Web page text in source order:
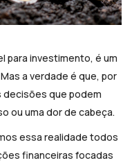
para investimento, é um
a verdade é que, por
que podem
ou uma dor de cabeça.
essa realidade todos
financeiras focadas